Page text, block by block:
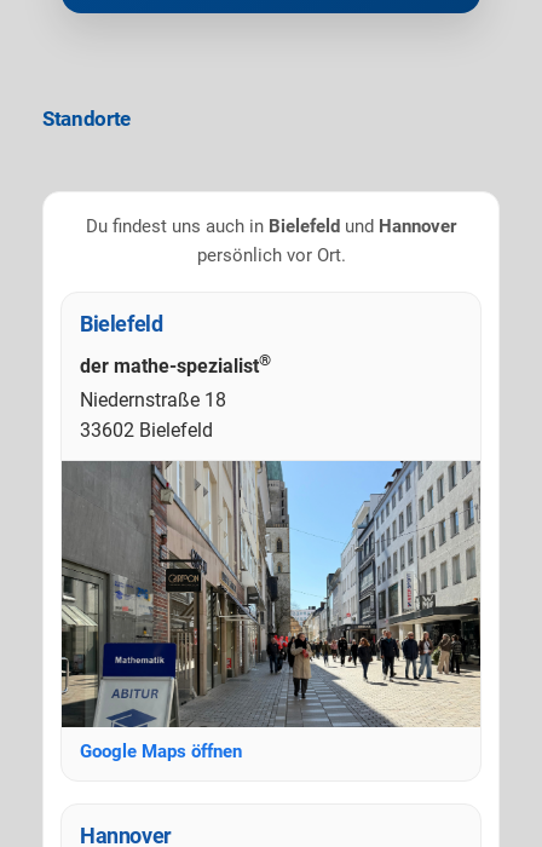
Standorte
Du findest uns auch in Bielefeld und Hannover
persönlich vor Ort.
Bielefeld
der mathe-spezialist®
Niedernstraße 18
33602 Bielefeld
Google Maps öffnen
Hannover